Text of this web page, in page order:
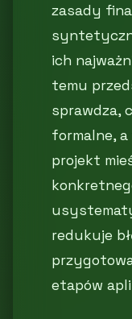
zasady
ich
temu
sprawdza,
formalne,
projekt
redukuje
etapów